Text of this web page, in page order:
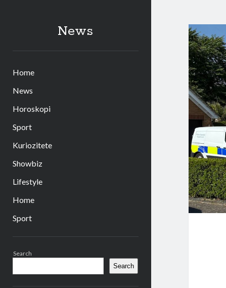
News
Home
News
Horoskopi
Sport
Kuriozitete
Showbiz
Lifestyle
Home
Sport
Search
Search